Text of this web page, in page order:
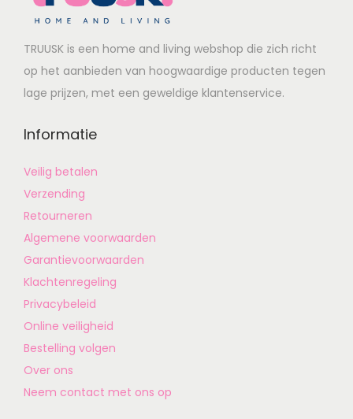
TRUUSK is een home and living webshop die zich richt
op het aanbieden van hoogwaardige producten tegen
lage prijzen, met een geweldige klantenservice.
Informatie
Veilig betalen
Verzending
Retourneren
Algemene voorwaarden
Garantievoorwaarden
Klachtenregeling
Privacybeleid
Online veiligheid
Bestelling volgen
Over ons
Neem contact met ons op